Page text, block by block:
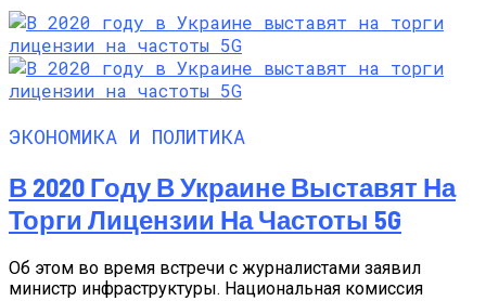
ЭКОНОМИКА И ПОЛИТИКА
В 2020 Году В Украине Выставят На
Торги Лицензии На Частоты 5G
Об этом во время встречи с журналистами заявил
министр инфраструктуры. Национальная комиссия